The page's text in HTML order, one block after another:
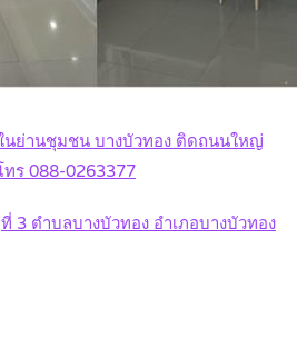
นย่านชุมชน บางบัวทอง ติดถนนใหญ่
ทร 088-0263377
3 ตำบลบางบัวทอง อำเภอบางบัวทอง